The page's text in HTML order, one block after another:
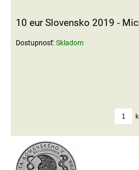
10 eur Slovensko 2019 -
Dostupnosť:Skladom